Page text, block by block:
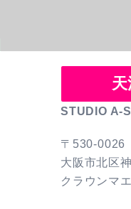
STUDIO A-
〒530-0026
大阪市北区
クラウンマ